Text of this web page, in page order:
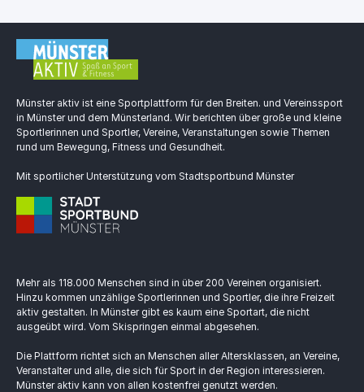
Münster aktiv ist eine Sportplattform für den Breiten. und Vereinssport
in Münster und dem Münsterland. Wir berichten über große und kleine
Sportlerinnen und Sportler, Vereine, Veranstaltungen sowie Themen
rund um Bewegung, Fitness und Gesundheit.
Mit sportlicher Unterstützung vom Stadtsportbund Münster
Mehr als 118.000 Menschen sind in über 200 Vereinen organisiert.
Hinzu kommen unzählige Sportlerinnen und Sportler, die ihre Freizeit
aktiv gestalten. In Münster gibt es kaum eine Sportart, die nicht
ausgeübt wird. Vom Skispringen einmal abgesehen.
Die Plattform richtet sich an Menschen aller Altersklassen, an Vereine,
Veranstalter und alle, die sich für Sport in der Region interessieren.
Münster aktiv kann von allen kostenfrei genutzt werden.